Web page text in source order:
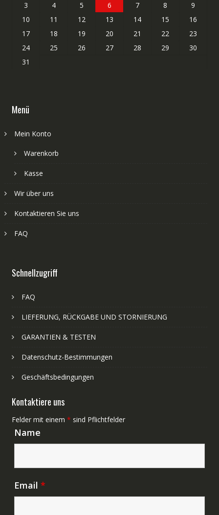
3
4 5 6 7 8
9
10
11 12 13 14 15
16
17
18 19 20 21 22
23
24
25 26 27 28 29
30
31
Menü
Mein Konto
Warenkorb
Kasse
Wir über uns
Kontaktieren Sie uns
FAQ
Schnellzugriff
FAQ
LIEFERUNG, RÜCKGABE UND STORNIERUNG
GARANTIEN & TESTEN
Datenschutz-Bestimmungen
Geschäftsbedingungen
Kontaktiere uns
Felder mit einem * sind Pflichtfelder
Name
Email *